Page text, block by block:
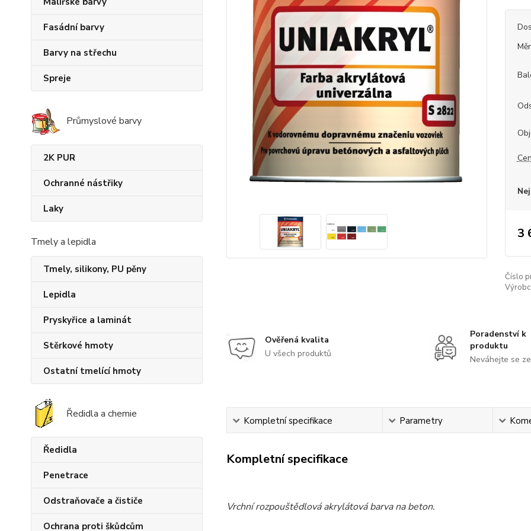
Fasádní barvy
Barvy na střechu
Spreje
Průmyslové barvy
2K PUR
Ochranné nástřiky
Laky
Tmely a lepidla
Tmely, silikony, PU pěny
Lepidla
Pryskyřice a laminát
Stěrkové hmoty
Ostatní tmelící hmoty
Ředidla a chemie
Ředidla
Penetrace
Odstraňovače a čističe
Ochrana proti škůdcům
3
Číslo
Ověřená kvalita
U všech produktů
Poradenství k
produktu
Neváhejte se
Kompletní specifikace Parametry
Kompletní specifikace
Vrchní rozpouštědlová akrylátová barva na beton.